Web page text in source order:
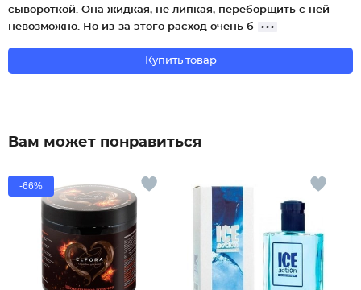
сывороткой. Она жидкая, не липкая, переборщить с ней
невозможно. Но из-за этого расход очень б
Купить товар
Вам может понравиться
-66%